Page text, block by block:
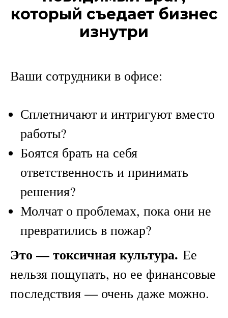
который съедает бизнес
изнутри
Ваши сотрудники в офисе:
Сплетничают и интригуют вместо
работы?
Боятся брать на себя
ответственность и принимать
решения?
Молчат о проблемах, пока они не
превратились в пожар?
Это — токсичная культура. Ее
нельзя пощупать, но ее финансовые
последствия — очень даже можно.